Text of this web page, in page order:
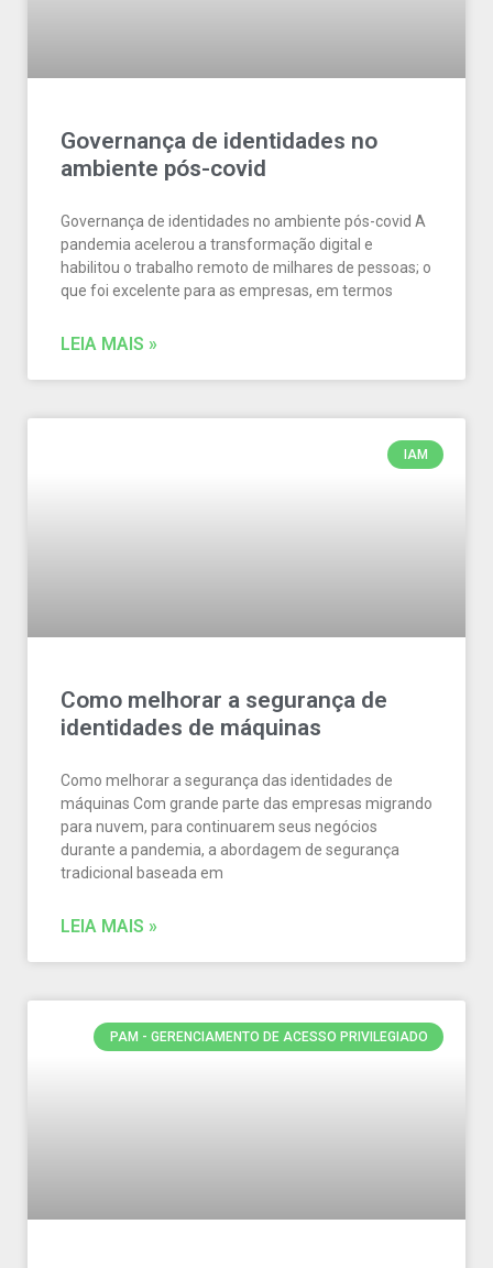
Governança de identidades no
ambiente pós-covid
Governança de identidades no ambiente pós-covid A
pandemia acelerou a transformação digital e
habilitou o trabalho remoto de milhares de pessoas; o
que foi excelente para as empresas, em termos
LEIA MAIS »
IAM
Como melhorar a segurança de
identidades de máquinas
Como melhorar a segurança das identidades de
máquinas Com grande parte das empresas migrando
para nuvem, para continuarem seus negócios
durante a pandemia, a abordagem de segurança
tradicional baseada em
LEIA MAIS »
PAM - GERENCIAMENTO DE ACESSO PRIVILEGIADO